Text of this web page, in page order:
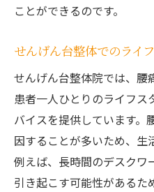
ことができるのです。
せんげん台整体でのライ
せんげん台整体院では、腰
患者一人ひとりのライフス
バイスを提供しています。
因することが多いため、生
例えば、長時間のデスクワ
引き起こす可能性があるた